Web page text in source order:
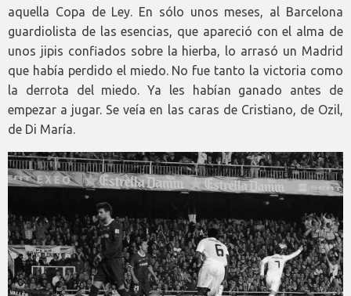
aquella Copa de Ley. En sólo unos meses, al Barcelona
guardiolista de las esencias, que apareció con el alma de
unos jipis confiados sobre la hierba, lo arrasó un Madrid
que había perdido el miedo. No fue tanto la victoria como
la derrota del miedo. Ya les habían ganado antes de
empezar a jugar. Se veía en las caras de Cristiano, de Ozil,
de Di María.